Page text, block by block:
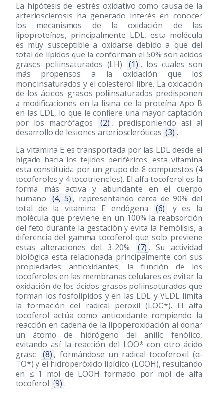
La hipótesis del estrés oxidativo como causa de la
arteriosclerosis ha generado interés en conocer
los mecanismos de la oxidación de las
lipoproteínas, principalmente LDL, esta molécula
es muy susceptible a oxidarse debido a que del
total de lípidos que la conforman el 50% son ácidos
grasos poliinsaturados (LH)
(1) , los cuales son
más propensos a la oxidación que los
monoinsaturados y el colesterol libre. La oxidación
de los ácidos grasos poliinsaturados predisponen
a modificaciones en la lisina de la proteína Apo B
en las LDL, lo que le confiere una mayor captación
por los macrófagos
(2) , predisponiendo así al
desarrollo de lesiones arterioscleróticas (3) .
La vitamina E es transportada por las LDL desde el
hígado hacia los tejidos periféricos, esta vitamina
esta constituida por un grupo de 8 compuestos (4
tocoferoles y 4 tocotrienoles). El alfa tocoferol es la
forma más activa y abundante en el cuerpo
humano (4, 5) , representando cerca de 90% del
total de la vitamina E endógena
(6)
y es la
molécula que previene en un 100% la reabsorción
del feto durante la gestación y evita la hemólisis, a
diferencia del gamma tocoferol que solo previene
estas alteraciones del 3-20%
(7) . Su actividad
biológica esta relacionada principalmente con sus
propiedades antioxidantes, la función de los
tocoferoles en las membranas celulares es evitar la
oxidación de los ácidos grasos poliinsaturados que
forman los fosfolípidos y en las LDL y VLDL limita
la formación del radical peroxil (LOO*). El alfa
tocoferol actúa como antioxidante rompiendo la
reacción en cadena de la lipoperoxidación al donar
un átomo de hidrógeno del anillo fenólico,
evitando así la reacción del LOO* con otro ácido
graso (8) , formándose un radical tocoferoxil (α-
TO*) y el hidroperóxido lipídico (LOOH), resultando
en ≤ 1 mol de LOOH formado por mol de alfa
tocoferol (9) .